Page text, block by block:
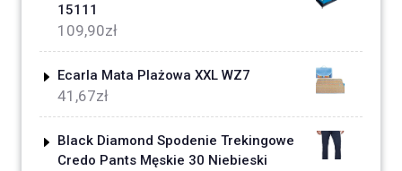
15111
109,90zł
Ecarla Mata Plażowa XXL WZ7
41,67zł
Black Diamond Spodenie Trekingowe
Credo Pants Męskie 30 Niebieski